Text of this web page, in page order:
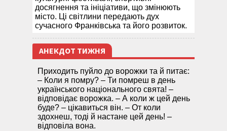
досягнення та ініціативи, що змінюють
місто. Ці світлини передають дух
сучасного Франківська та його розвиток.
АНЕКДОТ ТИЖНЯ
Приходить пуйло до ворожки та й питає:
– Коли я помру? – Ти помреш в день
українського національного свята! –
відповідає ворожка. – А коли ж цей день
буде? – цікавиться він. – От коли
здохнеш, тоді й настане цей день! –
відповіла вона.